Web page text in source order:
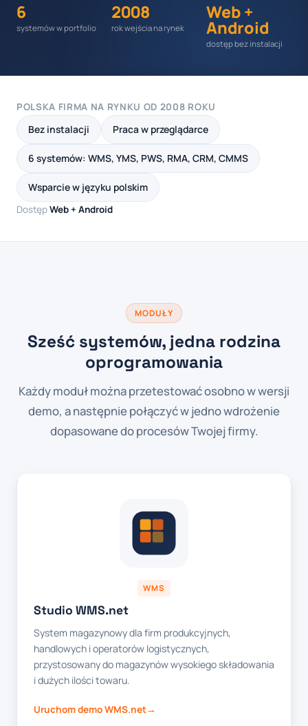
6
systemów w portfolio
2008
rok wejścia na rynek
Web +
Android
dostęp bez instalacji
POLSKA FIRMA NA RYNKU OD 2008 ROKU
Bez instalacji Praca w przeglądarce
6 systemów: WMS, YMS, PWS, RMA, CRM, CMMS
Wsparcie w języku polskim
DostępWeb + Android
MODUŁY
Sześć systemów, jedna rodzina
oprogramowania
Każdy moduł można przetestować osobno w wersji
demo, a następnie połączyć w jedno wdrożenie
dopasowane do procesów Twojej firmy.
WMS
Studio WMS.net
System magazynowy dla firm produkcyjnych,
handlowych i operatorów logistycznych,
przystosowany do magazynów wysokiego składowania
i dużych ilości towaru.
Uruchom demo WMS.net